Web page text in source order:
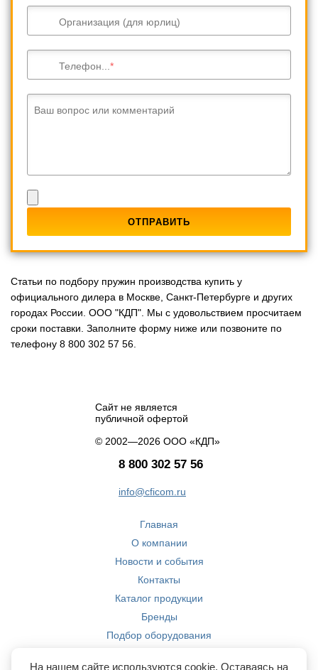
Организация (для юрлиц)
Телефон...
Ваш вопрос или комментарий
Статьи по подбору пружин производства купить у
официального дилера в Москве, Санкт-Петербурге и других
городах России. ООО "КДП". Мы с удовольствием просчитаем
сроки поставки. Заполните форму ниже или позвоните по
телефону 8 800 302 57 56.
Сайт не является
публичной офертой
© 2002—2026 ООО «КДП»
8 800 302 57 56
info@cficom.ru
Главная
О компании
Новости и события
Контакты
Каталог продукции
Бренды
Подбор оборудования
На нашем сайте используются cookie. Оставаясь на